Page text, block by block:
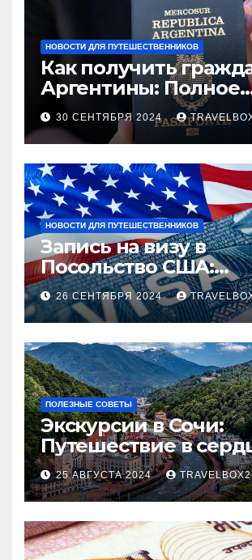
НОВОСТИ ДЛЯ ПУТЕШЕСТВЕННИКОВ
Как получить
Аргентины: Полное
руководство
30 СЕНТЯБРЯ 2024
НОВОСТИ ДЛЯ ПУТЕШЕСТВЕННИКОВ
Запись на визу в
Посольство США:
Пошаговое
26 СЕНТЯБРЯ 2024
ПОЛЕЗНЫЕ СОВЕТЫ
Экскурсии в Сочи:
Путешествие в
Черноморского
25 АВГУСТА 2024